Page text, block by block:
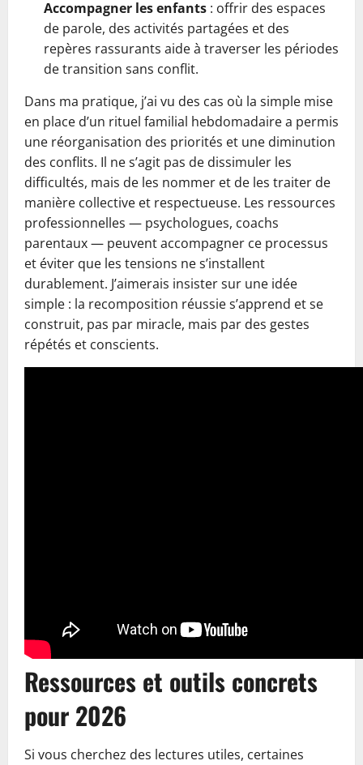
Accompagner les enfants : offrir des espaces
de parole, des activités partagées et des
repères rassurants aide à traverser les périodes
de transition sans conflit.
Dans ma pratique, j’ai vu des cas où la simple mise
en place d’un rituel familial hebdomadaire a permis
une réorganisation des priorités et une diminution
des conflits. Il ne s’agit pas de dissimuler les
difficultés, mais de les nommer et de les traiter de
manière collective et respectueuse. Les ressources
professionnelles — psychologues, coachs
parentaux — peuvent accompagner ce processus
et éviter que les tensions ne s’installent
durablement. J’aimerais insister sur une idée
simple : la recomposition réussie s’apprend et se
construit, pas par miracle, mais par des gestes
répétés et conscients.
Ressources et outils concrets
pour 2026
Si vous cherchez des lectures utiles, certaines